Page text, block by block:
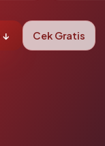
↓ Cek Gratis